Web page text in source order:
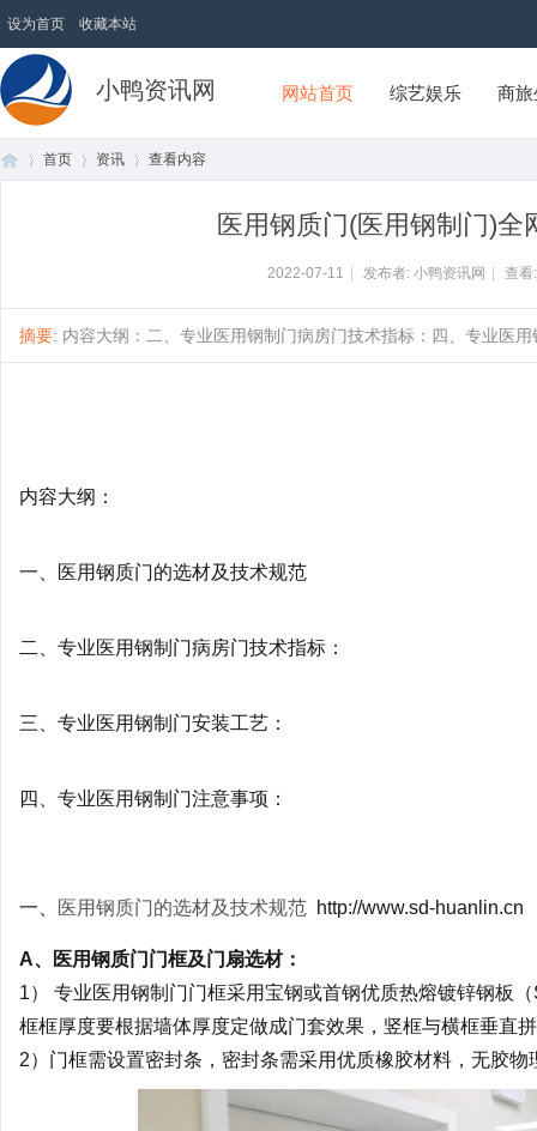
设为首页 收藏本站
小鸭资讯网 网站首页 综艺娱乐 商
首页 资讯 查看内容
医用钢质门(医用钢制门)
2022-07-11 发布者: 小鸭资讯网 查
摘要: 内容大纲：二、专业医用钢制门病房门技术指标：四、专业医
内容大纲：
一、医用钢质门的选材及技术规范
二、专业医用钢制门病房门技术指标：
三、专业医用钢制门安装工艺：
四、专业医用钢制门注意事项：
一、 医用钢质门的选材及技术规范 http://www.sd-huanlin.cn
A、医用钢质门门框及门扇选材：
1） 专业医用钢制门门框采用宝钢或首钢优质热熔镀锌钢板
框框厚度要根据墙体厚度定做成门套效果，竖框与横框垂直
2）门框需设置密封条，密封条需采用优质橡胶材料，无胶